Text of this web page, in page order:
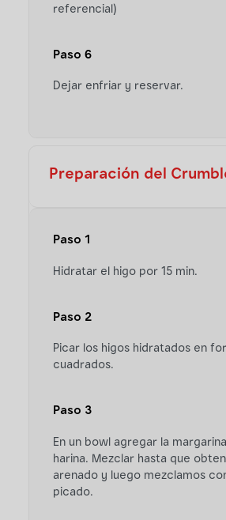
referencial)
Paso 6
Dejar enfriar y reservar.
Preparación del
Paso 1
Hidratar el higo por 15 min.
Paso 2
Picar los higos hidratados en
cuadrados.
Paso 3
En un bowl agregar la
harina. Mezclar hasta que
arenado y luego mezclamos
picado.